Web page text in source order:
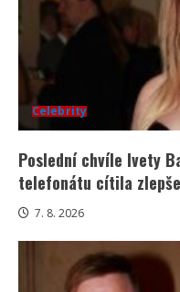
Celebrity
Poslední chvíle Ivety
telefonátu cítila
7. 8. 2026